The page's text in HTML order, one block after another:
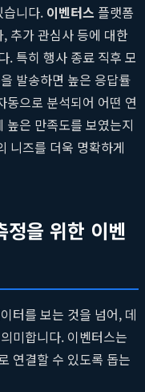
니다. 이벤터스 플랫폼
추가 관심사 등에 대한
. 특히 행사 종료 직후 모
발송하면 높은 응답률
동으로 분석되어 어떤 연
높은 만족도를 보였는지
니즈를 더욱 명확하게
정을 위한 이벤
터를 보는 것을 넘어, 데
미합니다. 이벤터스는
연결할 수 있도록 돕는